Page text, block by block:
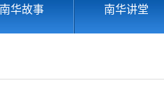
南华故事 南华讲堂